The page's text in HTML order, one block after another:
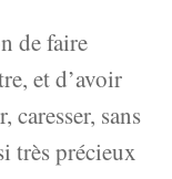
de faire
et d’avoir
sans
très précieux